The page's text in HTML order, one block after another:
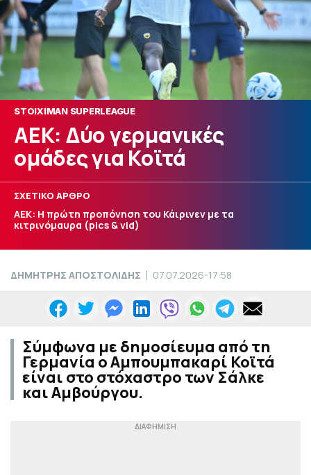
STOIXIMAN SUPERLEAGUE
ΑΕΚ: Δύο γερμανικές
ομάδες για Κοϊτά
ΣΧΕΤΙΚΟ ΑΡΘΡΟ
ΑΕΚ: Η πρώτη προπόνηση του Κάιρινεν με τα
κιτρινόμαυρα (pics & vid)
ΔΗΜΗΤΡΗΣ ΑΠΟΣΤΟΛΙΔΗΣ 07.07.2026-17:58
Σύμφωνα με δημοσίευμα από τη
Γερμανία ο Αμπουμπακαρί Κοϊτά
είναι στο στόχαστρο των Σάλκε
και Αμβούργου.